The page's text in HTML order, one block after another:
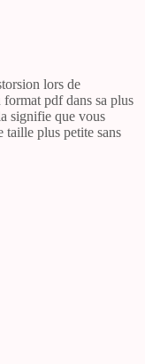
lors de
pdf dans sa plus
signifie que vous
taille plus petite sans